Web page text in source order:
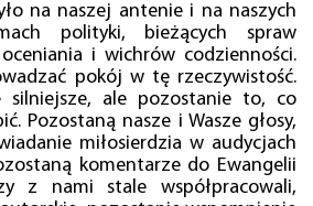
na naszej antenie i na naszych
polityki, bieżących spraw
i wichrów codzienności.
pokój w tę rzeczywistość.
silniejsze, ale pozostanie to, co
Pozostaną nasze i Wasze głosy,
miłosierdzia w audycjach
komentarze do Ewangelii
z nami stale współpracowali,